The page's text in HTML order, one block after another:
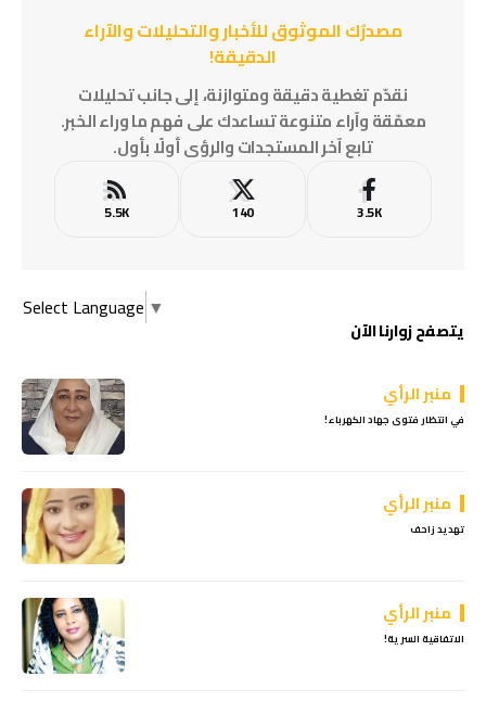
مصدرُك الموثوق للأخبار والتحليلات والآراء
الدقيقة!
نقدّم تغطية دقيقة ومتوازنة، إلى جانب تحليلات
معمّقة وآراء متنوعة تساعدك على فهم ما وراء الخبر.
تابع آخر المستجدات والرؤى أولًا بأول.
3.5K
140
5.5K
Select Language ▼
يتصفح زوارنا الآن
منبر الرأي
في انتظار فتوى جهاد الكهرباء!
منبر الرأي
تهديد زاحف
منبر الرأي
الاتفاقية السرية!